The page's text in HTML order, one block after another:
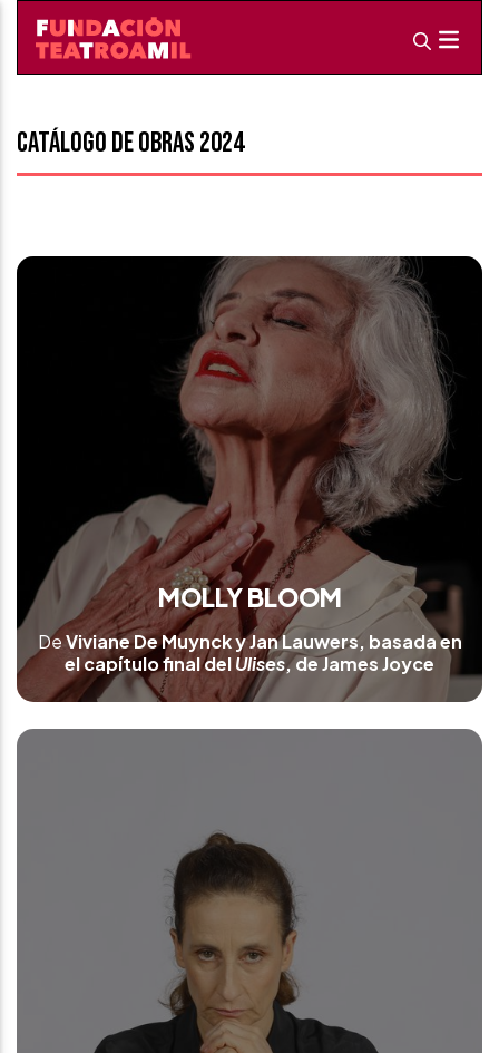
Catálogo de obras 2024
MOLLY BLOOM
DeViviane De Muynck y Jan Lauwers, basada en
el capítulo final delUlises, de James Joyce